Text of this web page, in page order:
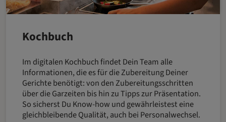
Kochbuch
Im digitalen Kochbuch findet Dein Team alle
Informationen, die es für die Zubereitung Deiner
Gerichte benötigt: von den Zubereitungsschritten
über die Garzeiten bis hin zu Tipps zur Präsentation.
So sicherst Du Know-how und gewährleistest eine
gleichbleibende Qualität, auch bei Personalwechsel.